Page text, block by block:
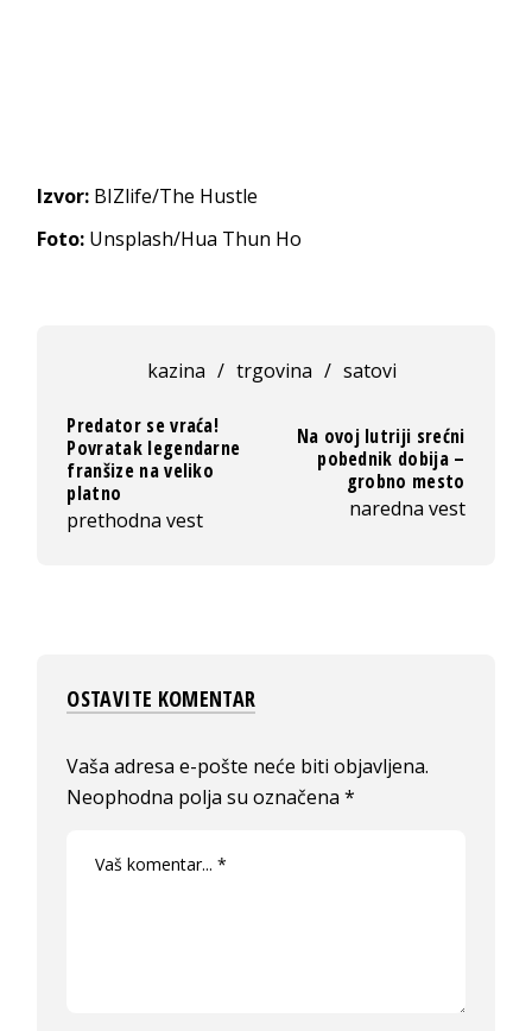
Izvor: BIZlife/The Hustle
Foto: Unsplash/Hua Thun Ho
kazina / trgovina / satovi
Predator se vraća!
Povratak legendarne
franšize na veliko
platno
prethodna vest
Na ovoj lutriji srećni
pobednik dobija –
grobno mesto
naredna vest
OSTAVITE KOMENTAR
Vaša adresa e-pošte neće biti objavljena.
Neophodna polja su označena*